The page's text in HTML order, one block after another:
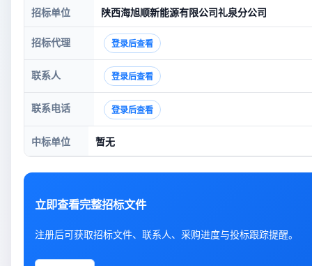
招标单位 陕西海旭顺新能源有限公司礼泉分公司
招标代理 登录后查看
联系人 登录后查看
联系电话 登录后查看
中标单位 暂无
立即查看完整招标文件
注册后可获取招标文件、联系人、采购进度与投标跟踪提醒。